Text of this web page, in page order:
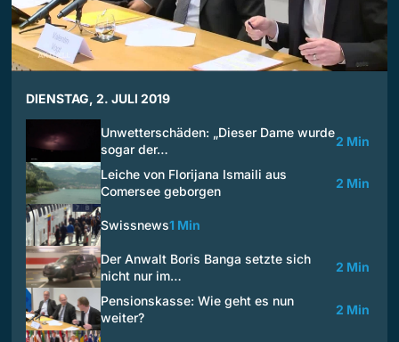
DIENSTAG, 2. JULI 2019
Unwetterschäden: „Dieser Dame wurde
sogar der…
2 Min
Leiche von Florijana Ismaili aus
Comersee geborgen
2 Min
Swissnews1 Min
Der Anwalt Boris Banga setzte sich
nicht nur im…
2 Min
Pensionskasse: Wie geht es nun
weiter?
2 Min